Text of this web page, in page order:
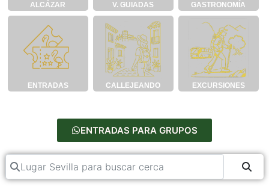
ALCÁZAR V. GUIADAS GASTRONOMÍA
ENTRADAS CALLEJEANDO EXCURSIONES
ENTRADAS PARA GRUPOS
Lugar Sevilla para buscar cerca